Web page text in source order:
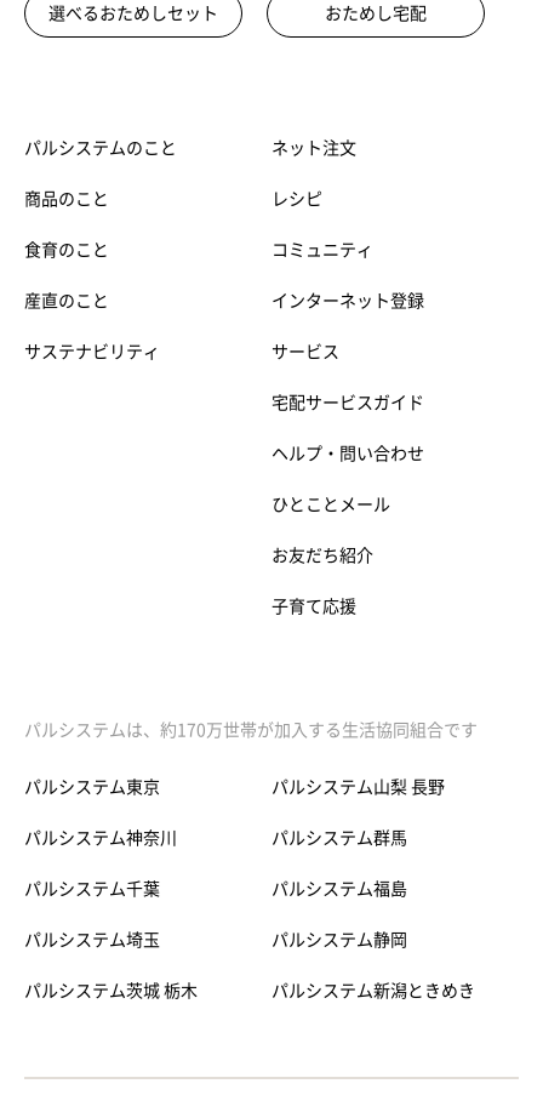
選べるおためしセット おためし宅配
パルシステムのこと
商品のこと
食育のこと
産直のこと
サステナビリティ
ネット注文
レシピ
コミュニティ
インターネット登録
サービス
宅配サービスガイド
ヘルプ・問い合わせ
ひとことメール
お友だち紹介
子育て応援
パルシステムは、約170万世帯が加入する生活協同組合です
パルシステム東京
パルシステム神奈川
パルシステム千葉
パルシステム埼玉
パルシステム茨城 栃木
パルシステム山梨 長野
パルシステム群馬
パルシステム福島
パルシステム静岡
パルシステム新潟ときめき